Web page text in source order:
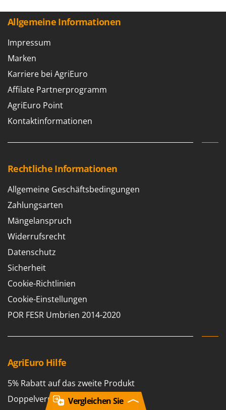
Allgemeine Informationen
Impressum
Marken
Karriere bei AgriEuro
Affilate Partnerprogramm
AgriEuro Point
Kontaktinformationen
Rechtliche Informationen
Allgemeine Geschäftsbedingungen
Zahlungsarten
Mängelanspruch
Widerrufsrecht
Datenschutz
Sicherheit
Cookie-Richtlinien
Cookie-Einstellungen
POR FESR Umbrien 2014-2020
AgriEuro Hilfe
5% Rabatt auf das zweite Produkt
DoppelverpackungVergleichen Sie